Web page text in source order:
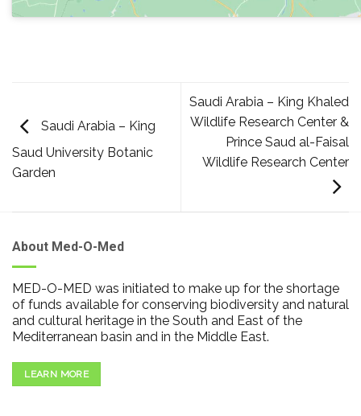
Saudi Arabia – King
Saud University Botanic
Garden
Saudi Arabia – King Khaled
Wildlife Research Center &
Prince Saud al-Faisal
Wildlife Research Center
About Med-O-Med
MED-O-MED was initiated to make up for the shortage
of funds available for conserving biodiversity and natural
and cultural heritage in the South and East of the
Mediterranean basin and in the Middle East.
LEARN MORE